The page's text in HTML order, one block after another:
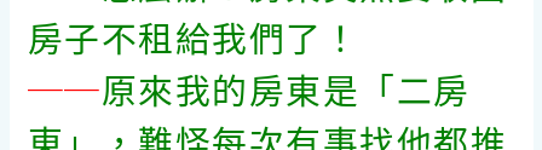
房子不租給我們了！
──原來我的房東是「二房